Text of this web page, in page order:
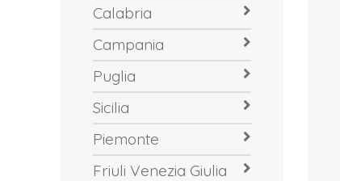
Calabria
Campania
Puglia
Sicilia
Piemonte
Friuli Venezia Giulia